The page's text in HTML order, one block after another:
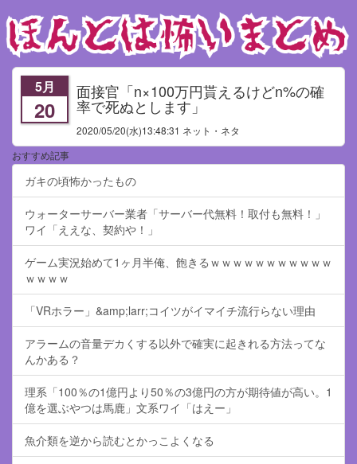
5月
20
面接官「n×100万円貰えるけどn%の確
率で死ぬとします」
2020/05/20(水)13:48:31 ネット・ネタ
おすすめ記事
ガキの頃怖かったもの
ウォーターサーバー業者「サーバー代無料！取付も無料！」
ワイ「ええな、契約や！」
ゲーム実況始めて1ヶ月半俺、飽きるｗｗｗｗｗｗｗｗｗｗｗ
ｗｗｗｗ
「VRホラー」&amp;larr;コイツがイマイチ流行らない理由
アラームの音量デカくする以外で確実に起きれる方法ってな
んかある？
理系「100％の1億円より50％の3億円の方が期待値が高い。1
億を選ぶやつは馬鹿」文系ワイ「はえー」
魚介類を逆から読むとかっこよくなる